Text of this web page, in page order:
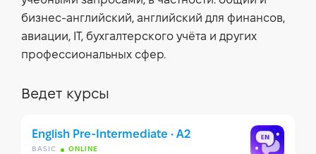
бизнес-английский, английский для финансов,
авиации, IT, бухгалтерского учёта и других
профессиональных сфер.
Ведет курсы
English Pre-Intermediate • A2
BASIC ONLINE